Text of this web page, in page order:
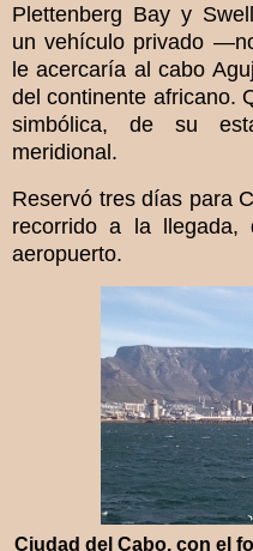
Plettenberg Bay y
un vehículo privado
le acercaría al cabo
del continente africano.
simbólica, de su
meridional.
Reservó tres días para
recorrido a la llegada,
aeropuerto.
Ciudad del Cabo, con el